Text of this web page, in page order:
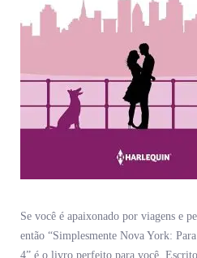
Se você é apaixonado por viagens e
então “Simplesmente Nova York:
4” é o livro perfeito para você.